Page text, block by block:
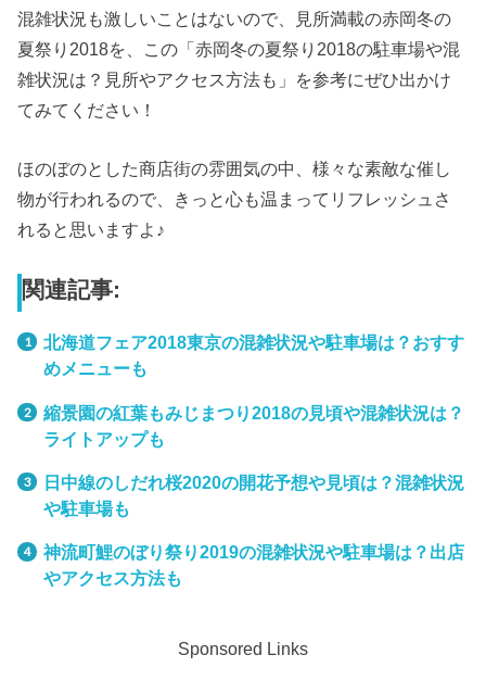
混雑状況も激しいことはないので、見所満載の赤岡冬の
夏祭り2018を、この「赤岡冬の夏祭り2018の駐車場や混
雑状況は？見所やアクセス方法も」を参考にぜひ出かけ
てみてください！
ほのぼのとした商店街の雰囲気の中、様々な素敵な催し
物が行われるので、きっと心も温まってリフレッシュさ
れると思いますよ♪
関連記事:
北海道フェア2018東京の混雑状況や駐車場は？おすす
めメニューも
縮景園の紅葉もみじまつり2018の見頃や混雑状況は？
ライトアップも
日中線のしだれ桜2020の開花予想や見頃は？混雑状況
や駐車場も
神流町鯉のぼり祭り2019の混雑状況や駐車場は？出店
やアクセス方法も
Sponsored Links